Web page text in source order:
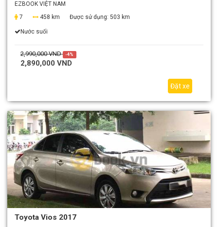
EZBOOK VIỆT NAM
7
458 km Được sử dụng: 503 km
Nước suối
2,990,000 VND -4%
2,890,000 VND
Đặt xe
Toyota Vios 2017